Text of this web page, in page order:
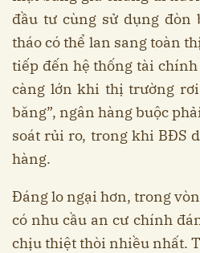
đầu tư cùng sử dụng đòn
tháo có thể lan sang toàn
tiếp đến hệ thống tài
càng lớn khi thị trường
băng”, ngân hàng buộc
soát rủi ro, trong khi BĐS
hàng.
Đáng lo ngại hơn, trong
có nhu cầu an cư chính
chịu thiệt thòi nhiều nhất.